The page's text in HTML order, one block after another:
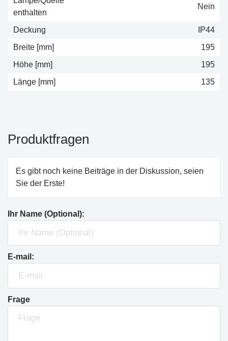
enthalten
Nein
Deckung
IP44
Breite [mm]
195
Höhe [mm]
195
Länge [mm]
135
Produktfragen
Es gibt noch keine Beiträge in der Diskussion, seien
Sie der Erste!
Ihr Name (Optional):
E-mail:
Frage